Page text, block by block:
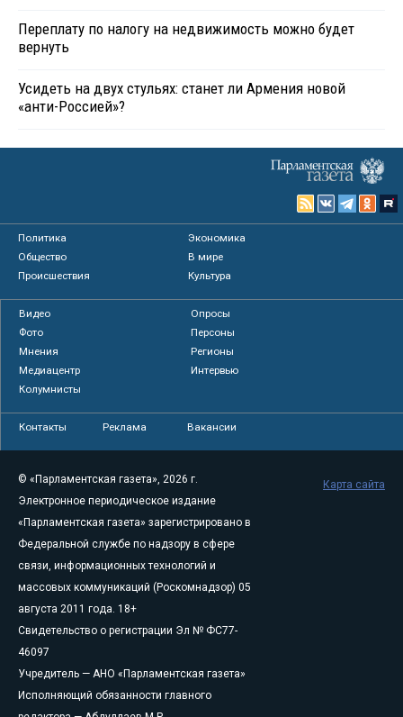
Переплату по налогу на недвижимость можно будет
вернуть
Усидеть на двух стульях: станет ли Армения новой
«анти-Россией»?
Политика
Экономика
Общество
В мире
Происшествия
Культура
Видео
Опросы
Фото
Персоны
Мнения
Регионы
Медиацентр
Интервью
Колумнисты
Контакты Реклама Вакансии
© «Парламентская газета», 2026 г.
Электронное периодическое издание
«Парламентская газета» зарегистрировано в
Федеральной службе по надзору в сфере
связи, информационных технологий и
массовых коммуникаций (Роскомнадзор) 05
августа 2011 года. 18+
Свидетельство о регистрации Эл № ФС77-
46097
Учредитель — АНО «Парламентская газета»
Исполняющий обязанности главного
Карта сайта